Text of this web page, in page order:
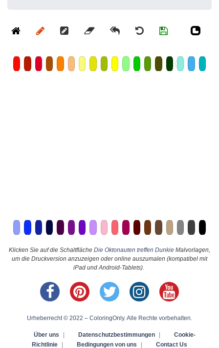
Klicken Sie auf die Schaltfläche Die Oktonauten treffen Dunkie Malvorlagen,
um die Druckversion anzuzeigen oder online auszumalen (kompatibel mit
iPad und Android-Tablets).
Urheberrecht © 2022 – ColoringOnly. Alle Rechte vorbehalten.
Über uns Datenschutzbestimmungen
Cookie-
Richtlinie
Bedingungen von uns Contact Us